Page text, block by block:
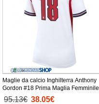
Maglie da calcio Inghilterra Anthony
Gordon #18 Prima Maglia Femminile
Mondiali 2026 Manica Corta
95.13€ 38.05€